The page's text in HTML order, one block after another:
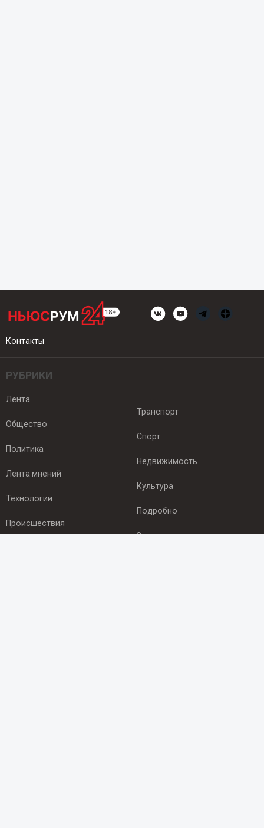
Контакты
РУБРИКИ
Лента
Общество
Политика
Лента мнений
Технологии
Происшествия
Транспорт
Спорт
Недвижимость
Культура
Подробно
Здоровье